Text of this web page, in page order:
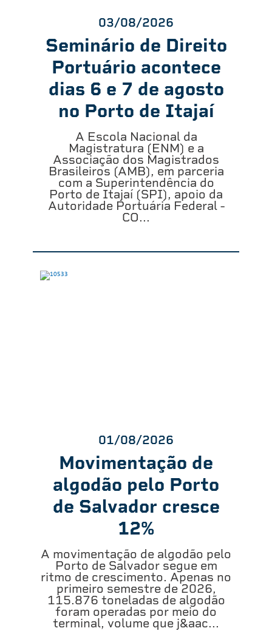
03/08/2026
Seminário de Direito
Portuário acontece
dias 6 e 7 de agosto
no Porto de Itajaí
A Escola Nacional da
Magistratura (ENM) e a
Associação dos Magistrados
Brasileiros (AMB), em parceria
com a Superintendência do
Porto de Itajaí (SPI), apoio da
Autoridade Portuária Federal -
CO...
01/08/2026
Movimentação de
algodão pelo Porto
de Salvador cresce
12%
A movimentação de algodão pelo
Porto de Salvador segue em
ritmo de crescimento. Apenas no
primeiro semestre de 2026,
115.876 toneladas de algodão
foram operadas por meio do
terminal, volume que j&aac...